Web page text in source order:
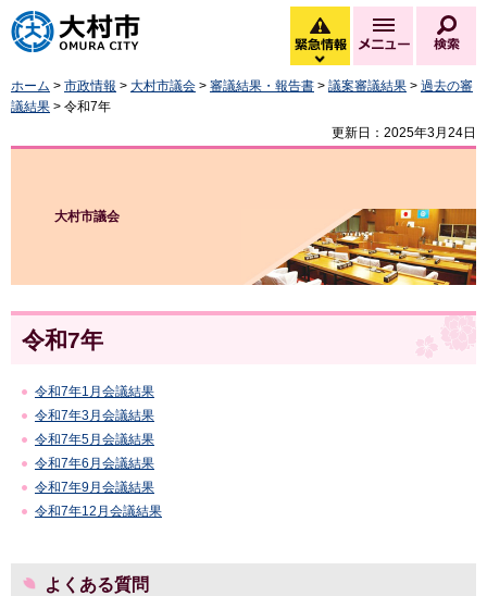
大村市
緊急情報
緊急情報を開く
メニュー
ホーム > 市政情報 > 大村市議会 > 審議結果・報告書 > 議案審議結果 > 過去の審
議結果 > 令和7年
更新日：2025年3月24日
大村市議会
令和7年
令和7年1月会議結果
令和7年3月会議結果
令和7年5月会議結果
令和7年6月会議結果
令和7年9月会議結果
令和7年12月会議結果
よくある質問